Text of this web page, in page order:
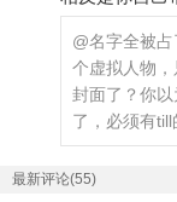
@名字全被
个虚拟人物
封面了？你
了，必须有till
最新评论(55)